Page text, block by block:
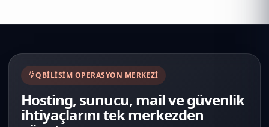
QBILISIM OPERASYON MERKEZI
Hosting, sunucu, mail ve güvenlik
ihtiyaçlarını tek merkezden